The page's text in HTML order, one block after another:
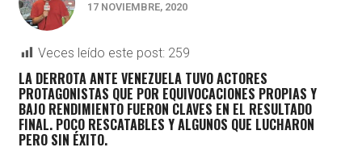
17 NOVIEMBRE, 2020
Veces leído este post: 259
LA DERROTA ANTE VENEZUELA TUVO ACTORES
PROTAGONISTAS QUE POR EQUIVOCACIONES PROPIAS Y
BAJO RENDIMIENTO FUERON CLAVES EN EL RESULTADO
FINAL. POCO RESCATABLES Y ALGUNOS QUE LUCHARON
PERO SIN ÉXITO.